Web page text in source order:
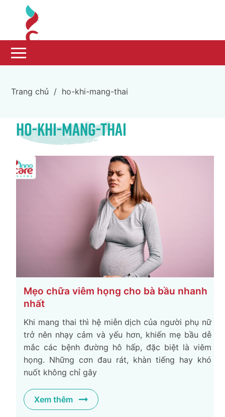
Trang chủ / ho-khi-mang-thai
ho-khi-mang-thai
Mẹo chữa viêm họng cho bà bầu nhanh
nhất
Khi mang thai thì hệ miễn dịch của người phụ nữ
trở nên nhạy cảm và yếu hơn, khiến mẹ bầu dễ
mắc các bệnh đường hô hấp, đặc biệt là viêm
họng. Những cơn đau rát, khàn tiếng hay khó
nuốt không chỉ gây
Xem thêm